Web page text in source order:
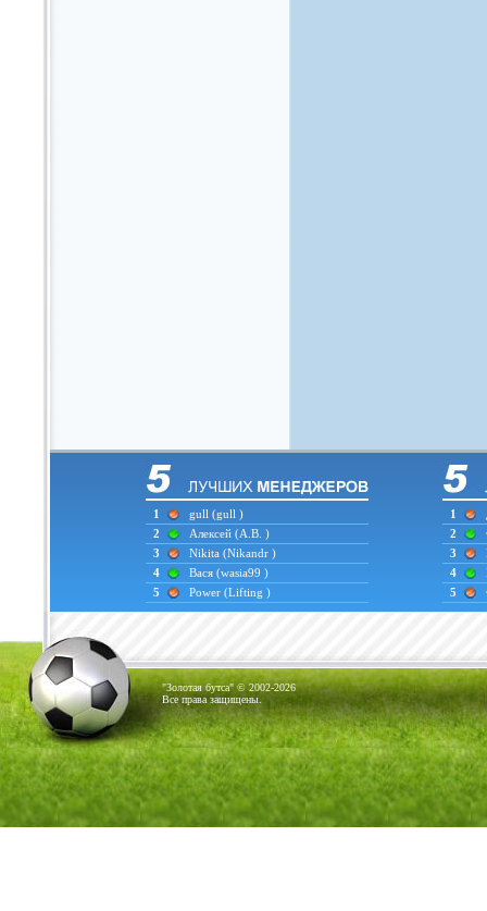
1 gull (gull )
2
Алексей (А.В. )
3
Nikita (Nikandr )
4
Вася (wasia99 )
5
Power (Lifting )
1
2
3
4
5
"Золотая бутса" © 2002-2026
Все права защищены.